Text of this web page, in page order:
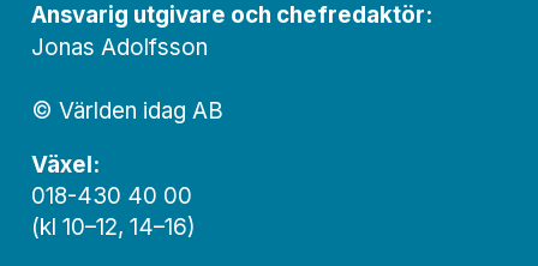
Ansvarig utgivare och chef­redaktör:
Jonas Adolfsson
© Världen idag AB
Växel:
018-430 40 00
(kl 10–12, 14–16)